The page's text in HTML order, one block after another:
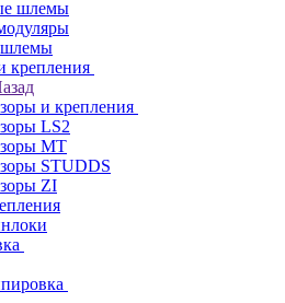
шлемы
шлемы
крепления
и крепления
LS2
MT
STUDDS
ZI